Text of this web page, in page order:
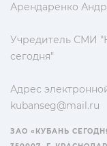
Арендаренко
Учредитель СМИ
сегодня"
Адрес
kubanseg@mail.ru
ЗАО «КУБАНЬ